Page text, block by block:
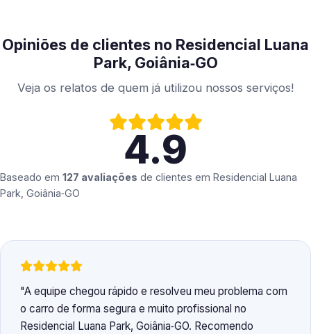
Opiniões de clientes no Residencial Luana
Park, Goiânia‑GO
Veja os relatos de quem já utilizou nossos serviços!
4.9
Baseado em 127 avaliações de clientes em Residencial Luana
Park, Goiânia‑GO
A equipe chegou rápido e resolveu meu problema com
o carro de forma segura e muito profissional no
Residencial Luana Park, Goiânia‑GO. Recomendo